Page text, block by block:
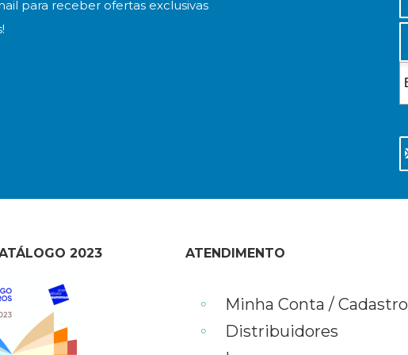
para receber ofertas exclusivas
2023 ATENDIMENTO
Minha Conta / Cadastro
Distribuidores